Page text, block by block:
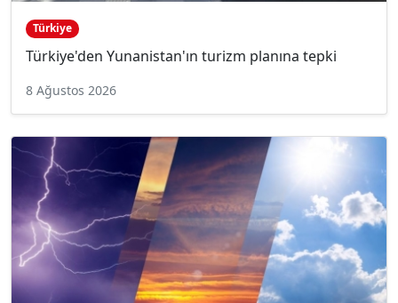
Türkiye
Türkiye'den Yunanistan'ın turizm planına tepki
8 Ağustos 2026